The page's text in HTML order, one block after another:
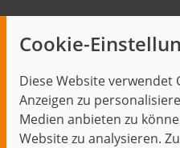
Cookie-
Diese Website verwendet
Anzeigen zu
Medien anbieten zu
Website zu analysieren.
Themen im Fokus
Events